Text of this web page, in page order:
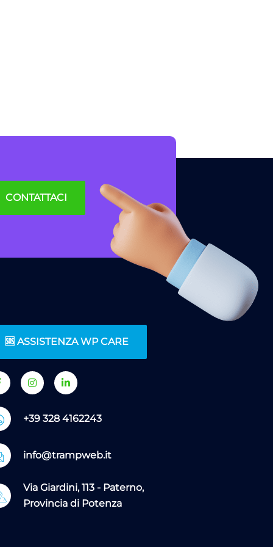
CONTATTACI
🆘 ASSISTENZA WP CARE
+39 328 4162243
info@trampweb.it
Via Giardini, 113 - Paterno,
Provincia di Potenza